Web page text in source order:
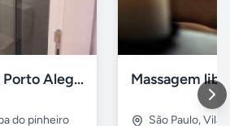
Box de vidro em Porto Alegre
do pinheiro
São Paulo,Vila